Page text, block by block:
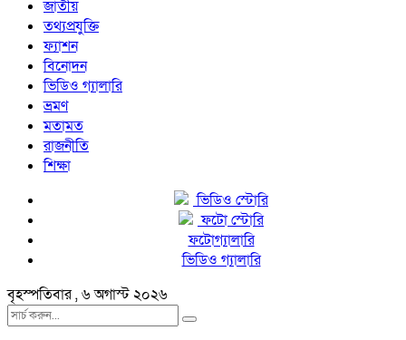
জাতীয়
তথ্যপ্রযুক্তি
ফ্যাশন
বিনোদন
ভিডিও গ্যালারি
ভ্রমণ
মতামত
রাজনীতি
শিক্ষা
ভিডিও স্টোরি
ফটো স্টোরি
ফটোগ্যালারি
ভিডিও গ্যালারি
বৃহস্পতিবার , ৬ অগাস্ট ২০২৬